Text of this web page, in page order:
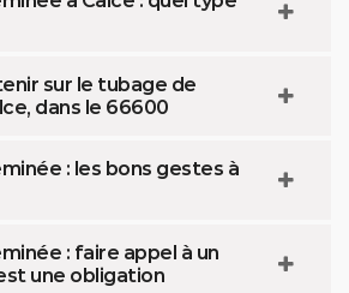
sur le tubage de
dans le 66600
: les bons gestes à
: faire appel à un
une obligation